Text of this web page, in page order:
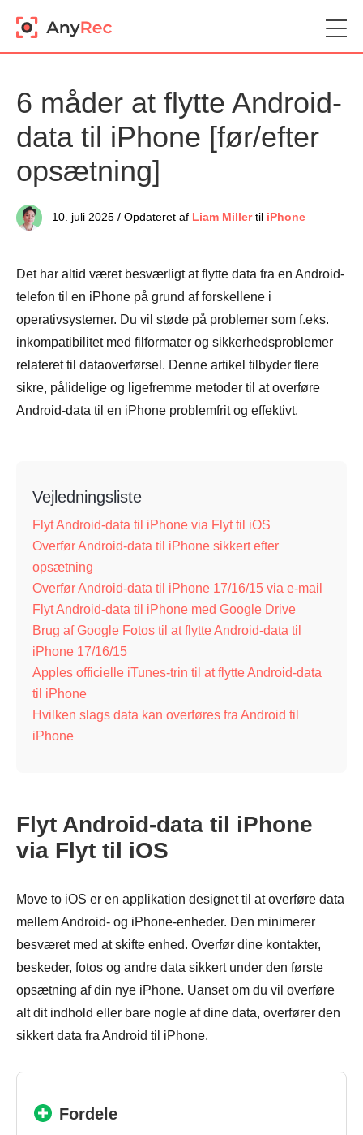
6 måder at flytte Android-
data til iPhone [før/efter
opsætning]
10. juli 2025 / Opdateret af Liam Millertil iPhone
Det har altid været besværligt at flytte data fra en Android-
telefon til en iPhone på grund af forskellene i
operativsystemer. Du vil støde på problemer som f.eks.
inkompatibilitet med filformater og sikkerhedsproblemer
relateret til dataoverførsel. Denne artikel tilbyder flere
sikre, pålidelige og ligefremme metoder til at overføre
Android-data til en iPhone problemfrit og effektivt.
Vejledningsliste
Flyt Android-data til iPhone via Flyt til iOS
Overfør Android-data til iPhone sikkert efter
opsætning
Overfør Android-data til iPhone 17/16/15 via e-mail
Flyt Android-data til iPhone med Google Drive
Brug af Google Fotos til at flytte Android-data til
iPhone 17/16/15
Apples officielle iTunes-trin til at flytte Android-data
til iPhone
Hvilken slags data kan overføres fra Android til
iPhone
Flyt Android-data til iPhone
via Flyt til iOS
Move to iOS er en applikation designet til at overføre data
mellem Android- og iPhone-enheder. Den minimerer
besværet med at skifte enhed. Overfør dine kontakter,
beskeder, fotos og andre data sikkert under den første
opsætning af din nye iPhone. Uanset om du vil overføre
alt dit indhold eller bare nogle af dine data, overfører den
sikkert data fra Android til iPhone.
Fordele